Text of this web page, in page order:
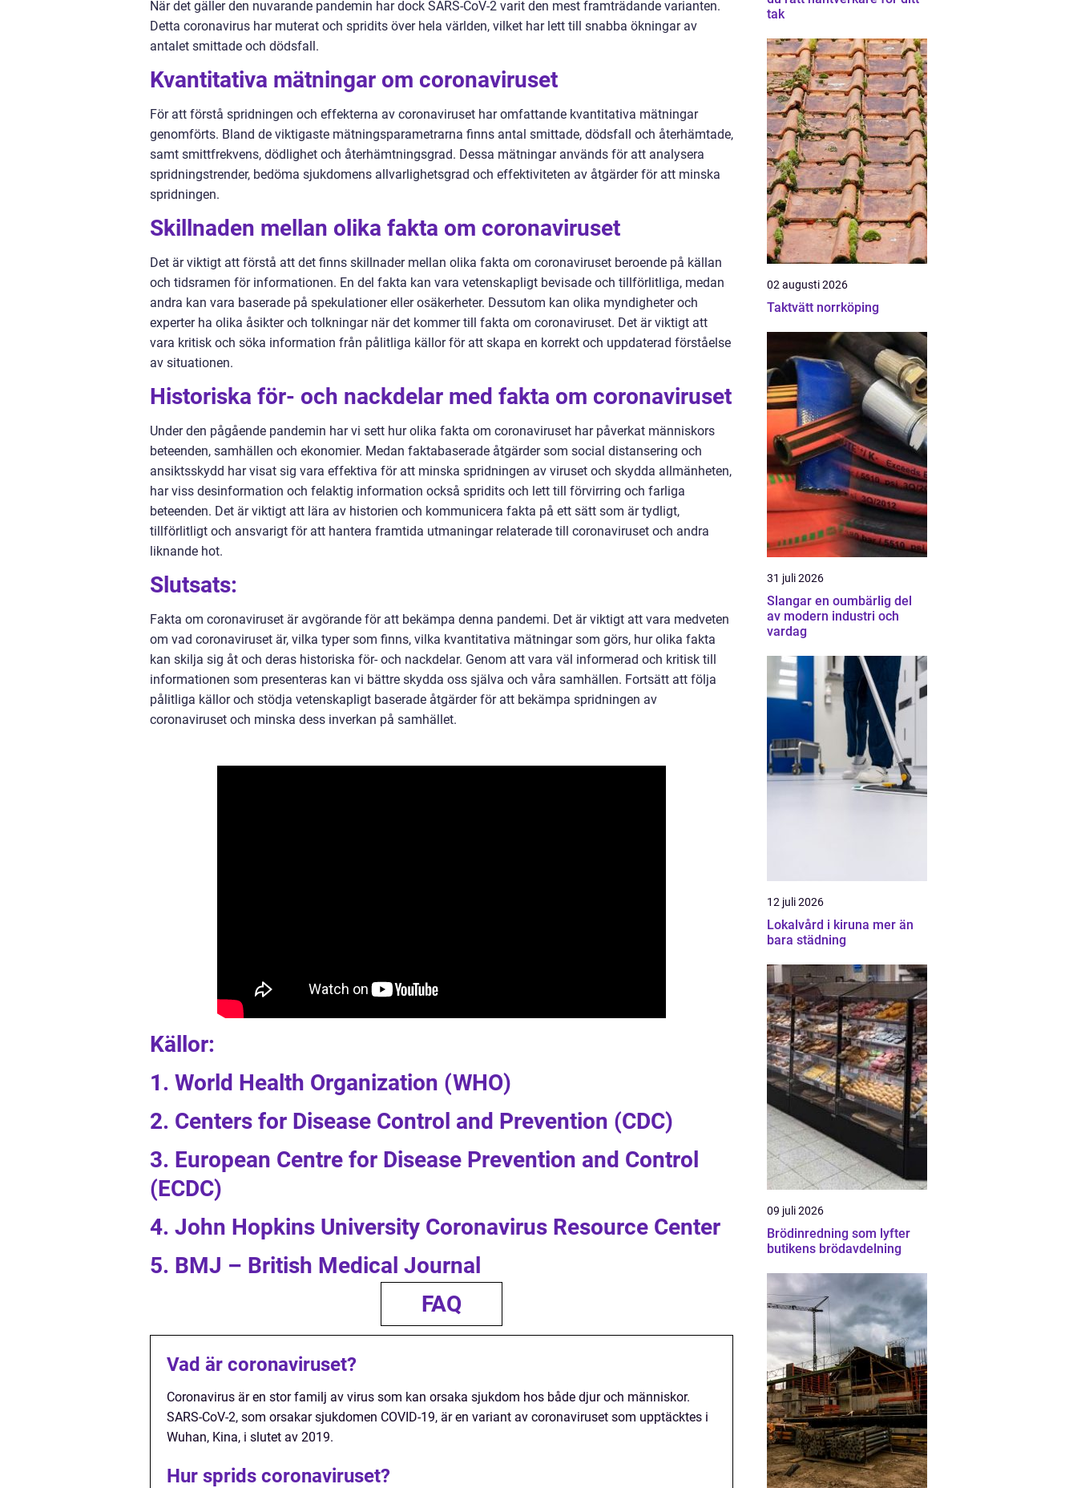
När det gäller den nuvarande pandemin har dock SARS-CoV-2 varit den mest framträdande varianten.
Detta coronavirus har muterat och spridits över hela världen, vilket har lett till snabba ökningar av
antalet smittade och dödsfall.
Kvantitativa mätningar om coronaviruset
För att förstå spridningen och effekterna av coronaviruset har omfattande kvantitativa mätningar
genomförts. Bland de viktigaste mätningsparametrarna finns antal smittade, dödsfall och återhämtade,
samt smittfrekvens, dödlighet och återhämtningsgrad. Dessa mätningar används för att analysera
spridningstrender, bedöma sjukdomens allvarlighetsgrad och effektiviteten av åtgärder för att minska
spridningen.
Skillnaden mellan olika fakta om coronaviruset
Det är viktigt att förstå att det finns skillnader mellan olika fakta om coronaviruset beroende på källan
och tidsramen för informationen. En del fakta kan vara vetenskapligt bevisade och tillförlitliga, medan
andra kan vara baserade på spekulationer eller osäkerheter. Dessutom kan olika myndigheter och
experter ha olika åsikter och tolkningar när det kommer till fakta om coronaviruset. Det är viktigt att
vara kritisk och söka information från pålitliga källor för att skapa en korrekt och uppdaterad förståelse
av situationen.
Historiska för- och nackdelar med fakta om coronaviruset
Under den pågående pandemin har vi sett hur olika fakta om coronaviruset har påverkat människors
beteenden, samhällen och ekonomier. Medan faktabaserade åtgärder som social distansering och
ansiktsskydd har visat sig vara effektiva för att minska spridningen av viruset och skydda allmänheten,
har viss desinformation och felaktig information också spridits och lett till förvirring och farliga
beteenden. Det är viktigt att lära av historien och kommunicera fakta på ett sätt som är tydligt,
tillförlitligt och ansvarigt för att hantera framtida utmaningar relaterade till coronaviruset och andra
liknande hot.
Slutsats:
Fakta om coronaviruset är avgörande för att bekämpa denna pandemi. Det är viktigt att vara medveten
om vad coronaviruset är, vilka typer som finns, vilka kvantitativa mätningar som görs, hur olika fakta
kan skilja sig åt och deras historiska för- och nackdelar. Genom att vara väl informerad och kritisk till
informationen som presenteras kan vi bättre skydda oss själva och våra samhällen. Fortsätt att följa
pålitliga källor och stödja vetenskapligt baserade åtgärder för att bekämpa spridningen av
coronaviruset och minska dess inverkan på samhället.
Källor:
1. World Health Organization (WHO)
2. Centers for Disease Control and Prevention (CDC)
3. European Centre for Disease Prevention and Control
(ECDC)
4. John Hopkins University Coronavirus Resource Center
5. BMJ – British Medical Journal
FAQ
Vad är coronaviruset?
Coronavirus är en stor familj av virus som kan orsaka sjukdom hos både djur och människor.
SARS-CoV-2, som orsakar sjukdomen COVID-19, är en variant av coronaviruset som upptäcktes i
Wuhan, Kina, i slutet av 2019.
Hur sprids coronaviruset?
tak
02 augusti 2026
Taktvätt norrköping
31 juli 2026
Slangar en oumbärlig del
av modern industri och
vardag
12 juli 2026
Lokalvård i kiruna mer än
bara städning
09 juli 2026
Brödinredning som lyfter
butikens brödavdelning